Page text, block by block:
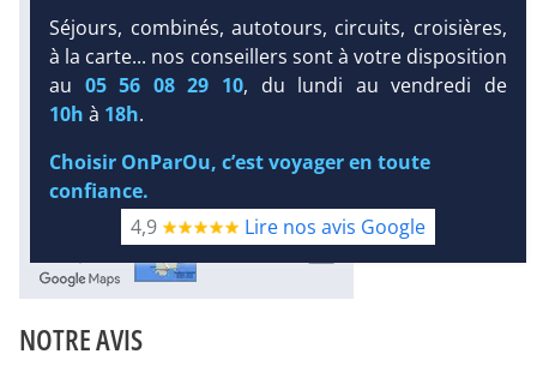
Infos plages :
Dist. Distance :
300 m
Long.
Longueur:
500 m
Équipement :
264
Bien-être :
Thalasso
Diaporama
NOTRE AVIS
Séjours, combinés, autotours, circuits, croisières,
à la carte... nos conseillers sont à votre disposition
au 05 56 08 29 10, du lundi au vendredi de
10h à 18h.
Choisir OnParOu, c’est voyager en toute
confiance.
4,9
Lire nos avis Google